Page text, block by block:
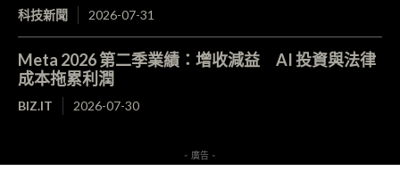
科技新聞 2026-07-31
Meta 2026 第二季業績：增收減益 AI 投資與法律
成本拖累利潤
BIZ.IT 2026-07-30
- 廣告 -